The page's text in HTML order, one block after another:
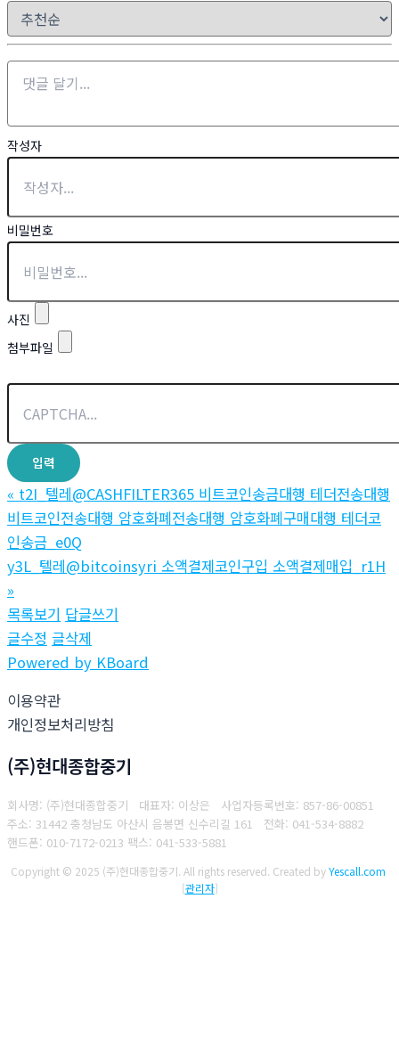
작성자
비밀번호
사진
첨부파일
« t2I_텔레@CASHFILTER365 비트코인송금대행 테더전송대행
비트코인전송대행 암호화폐전송대행 암호화폐구매대행 테더코
인송금_e0Q
y3L_텔레@bitcoinsyri 소액결제코인구입 소액결제매입_r1H
»
목록보기 답글쓰기
글수정 글삭제
Powered by KBoard
이용약관
개인정보처리방침
(주)현대종합중기
회사명: (주)현대종합중기 대표자: 이상은 사업자등록번호: 857-86-00851
주소: 31442 충청남도 아산시 음봉면 신수리길 161 전화: 041-534-8882
핸드폰: 010-7172-0213 팩스: 041-533-5881
Copyright © 2025 (주)현대종합중기. All rights reserved. Created byYescall.com
[관리자]